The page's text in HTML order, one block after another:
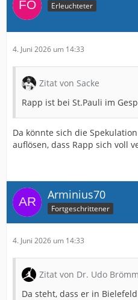
Erleuchteter
4. Juni 2026 um 14:33
Zitat von Sacke
Rapp ist bei St.Pauli im
Da könnte sich die
auflösen, dass Rapp sich voll
Arminius70
Fortgeschrittener
4. Juni 2026 um 14:33
Zitat von Dr. Udo
Da steht, dass er in